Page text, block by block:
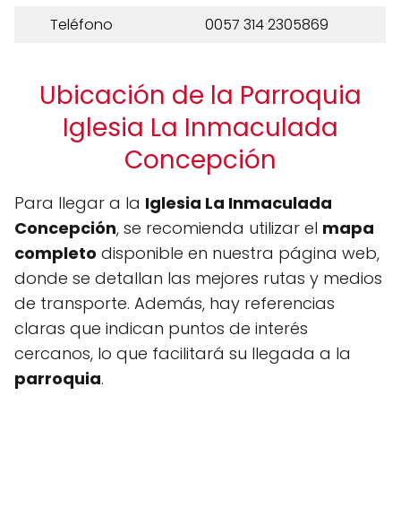
Teléfono
0057 314 2305869
Ubicación de la Parroquia
Iglesia La Inmaculada
Concepción
Para llegar a la Iglesia La Inmaculada
Concepción, se recomienda utilizar el mapa
completo disponible en nuestra página web,
donde se detallan las mejores rutas y medios
de transporte. Además, hay referencias
claras que indican puntos de interés
cercanos, lo que facilitará su llegada a la
parroquia.